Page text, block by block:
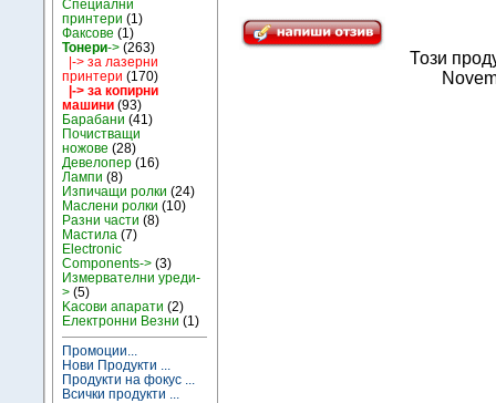
Специални
принтери (1)
Факсове (1)
Тонери-> (263)
|-> за лазерни
принтери (170)
|-> за копирни
машини (93)
Барабани (41)
Почистващи
ножове (28)
Девелопер (16)
Лампи (8)
Изпичащи ролки (24)
Маслени ролки (10)
Разни части (8)
Мастила (7)
Electronic
Components-> (3)
Измервателни уреди-
> (5)
Kасови апарати (2)
Електронни Везни (1)
Промоции...
Нови Продукти ...
Продукти на фокус ...
Всички продукти ...
Този